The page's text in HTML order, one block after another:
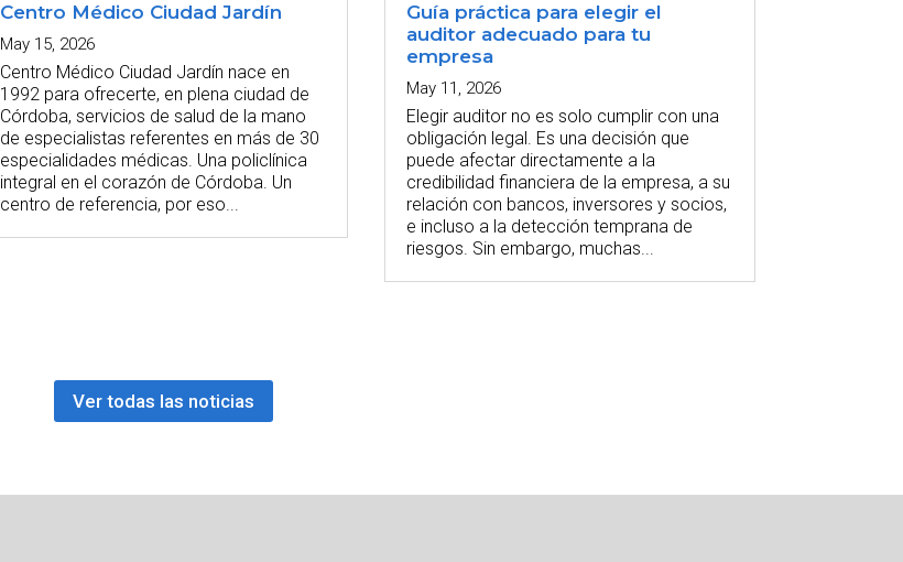
Centro Médico Ciudad Jardín
May 15, 2026
Centro Médico Ciudad Jardín nace en
1992 para ofrecerte, en plena ciudad de
Córdoba, servicios de salud de la mano
de especialistas referentes en más de 30
especialidades médicas. Una policlínica
integral en el corazón de Córdoba. Un
centro de referencia, por eso...
Guía práctica para elegir el
auditor adecuado para tu
empresa
May 11, 2026
Elegir auditor no es solo cumplir con una
obligación legal. Es una decisión que
puede afectar directamente a la
credibilidad financiera de la empresa, a su
relación con bancos, inversores y socios,
e incluso a la detección temprana de
riesgos. Sin embargo, muchas...
Ver todas las noticias